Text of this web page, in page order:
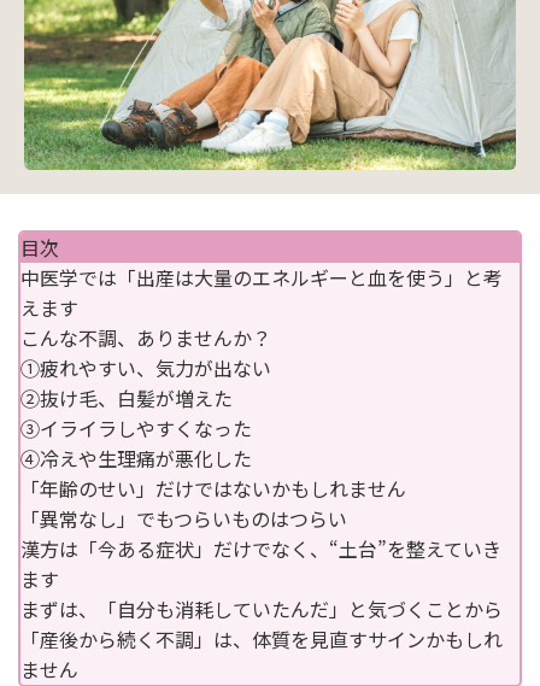
目次
中医学では「出産は大量のエネルギーと血を使う」と考
えます
こんな不調、ありませんか？
①疲れやすい、気力が出ない
②抜け毛、白髪が増えた
③イライラしやすくなった
④冷えや生理痛が悪化した
「年齢のせい」だけではないかもしれません
「異常なし」でもつらいものはつらい
漢方は「今ある症状」だけでなく、“土台”を整えていき
ます
まずは、「自分も消耗していたんだ」と気づくことから
「産後から続く不調」は、体質を見直すサインかもしれ
ません